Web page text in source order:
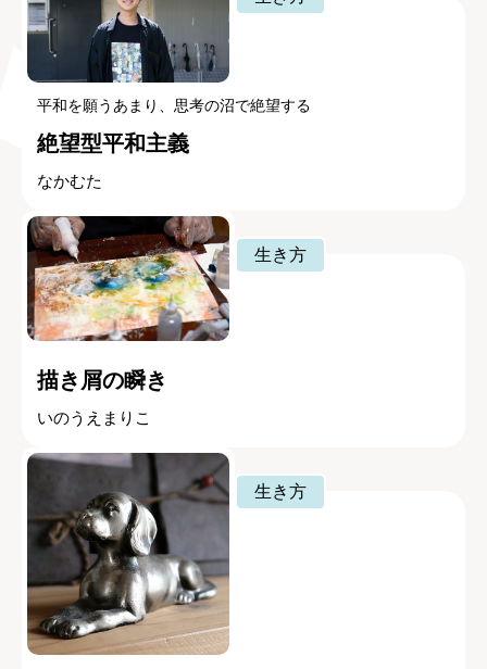
平和を願うあまり、思考の沼で絶望する
絶望型平和主義
なかむた
生き方
描き屑の瞬き
いのうえまりこ
生き方